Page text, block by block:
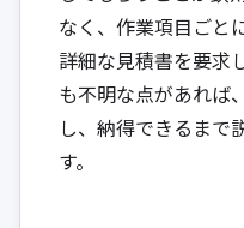
なく、作業項目ごと
詳細な見積書を要求
も不明な点があれば
し、納得できるまで
す。